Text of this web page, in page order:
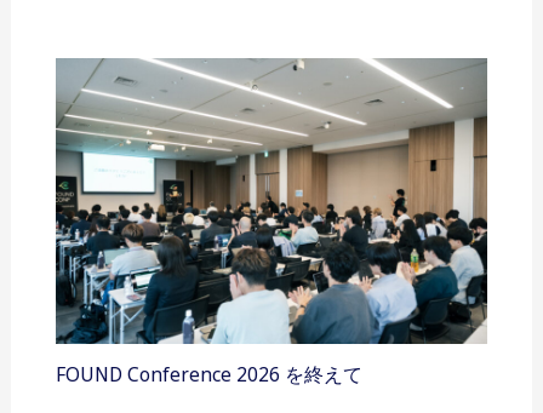
FOUND Conference 2026 を終えて